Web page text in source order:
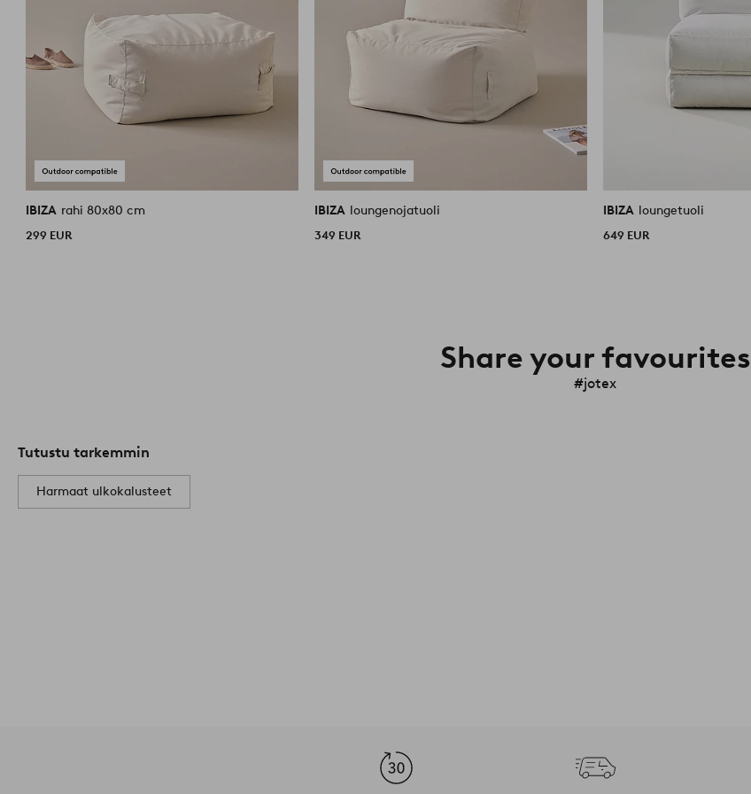
IBIZA rahi 80x80 cm
299 EUR
IBIZA loungenojatuoli
349 EUR
IBIZA loungetuoli
649 EUR
Share your favourites
#jotex
Tutustu tarkemmin
Harmaat ulkokalusteet